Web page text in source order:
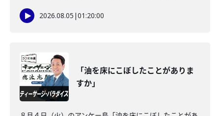
2026.08.05 |01:20:00
「油を床にこぼしたことがありま
すか」